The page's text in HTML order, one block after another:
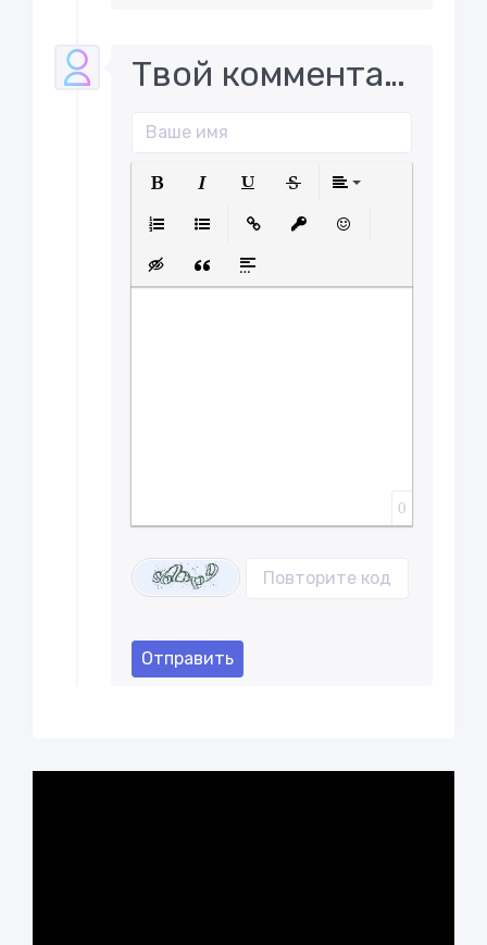
Твой комментарий..
Вставка скрытого текста
Вставка цитаты
Вставка спойлера
0
Отправить